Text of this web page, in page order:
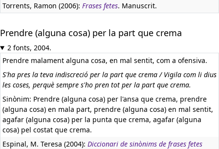
Torrents, Ramon (2006): Frases fetes. Manuscrit.
Prendre (alguna cosa) per la part que crema
2 fonts, 2004.
Prendre malament alguna cosa, en mal sentit, com a ofensiva.
S'ha pres la teva indiscreció per la part que crema / Vigila com li dius
les coses, perquè sempre s'ho pren tot per la part que crema.
Sinònim: Prendre (alguna cosa) per l'ansa que crema, prendre
(alguna cosa) en mala part, prendre (alguna cosa) en mal sentit,
agafar (alguna cosa) per la punta que crema, agafar (alguna
cosa) pel costat que crema.
Espinal, M. Teresa (2004): Diccionari de sinònims de frases fetes